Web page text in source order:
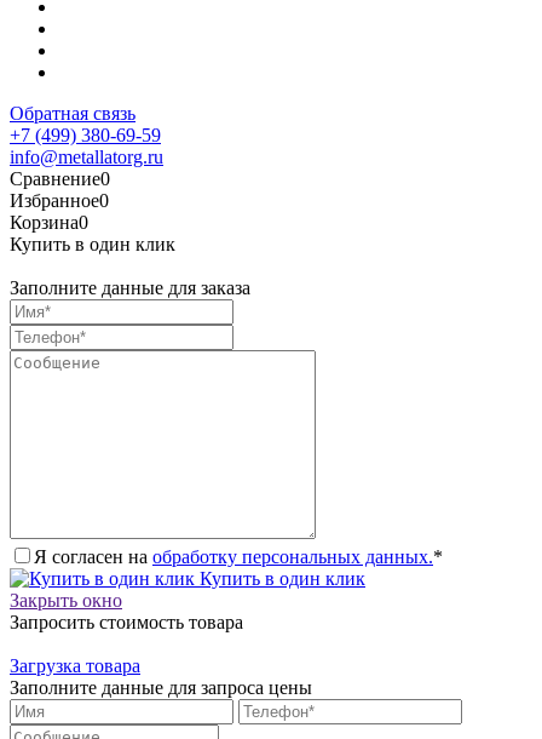
Обратная связь
+7 (499) 380-69-59
info@metallatorg.ru
Сравнение0
Избранное0
Корзина0
Купить в один клик
Заполните данные для заказа
Я согласен на обработку персональных данных.*
Купить в один клик
Закрыть окно
Запросить стоимость товара
Загрузка товара
Заполните данные для запроса цены